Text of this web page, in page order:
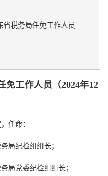
省税务局任免工作人员
免工作人员（2024年12
任命：
局纪检组组长；
局党委纪检组组长；